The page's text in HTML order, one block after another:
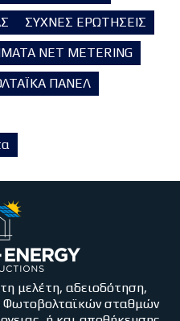
ΣΥΧΝΕΣ ΕΡΩΤΗΣΕΙΣ
NET METERING
ΠΑΝΕΛ
μελέτη, αδειοδότηση,
Φωτοβολταϊκών σταθμών